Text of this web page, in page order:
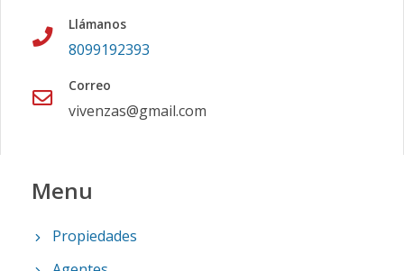
Llámanos
8099192393
Correo
vivenzas@gmail.com
Menu
Propiedades